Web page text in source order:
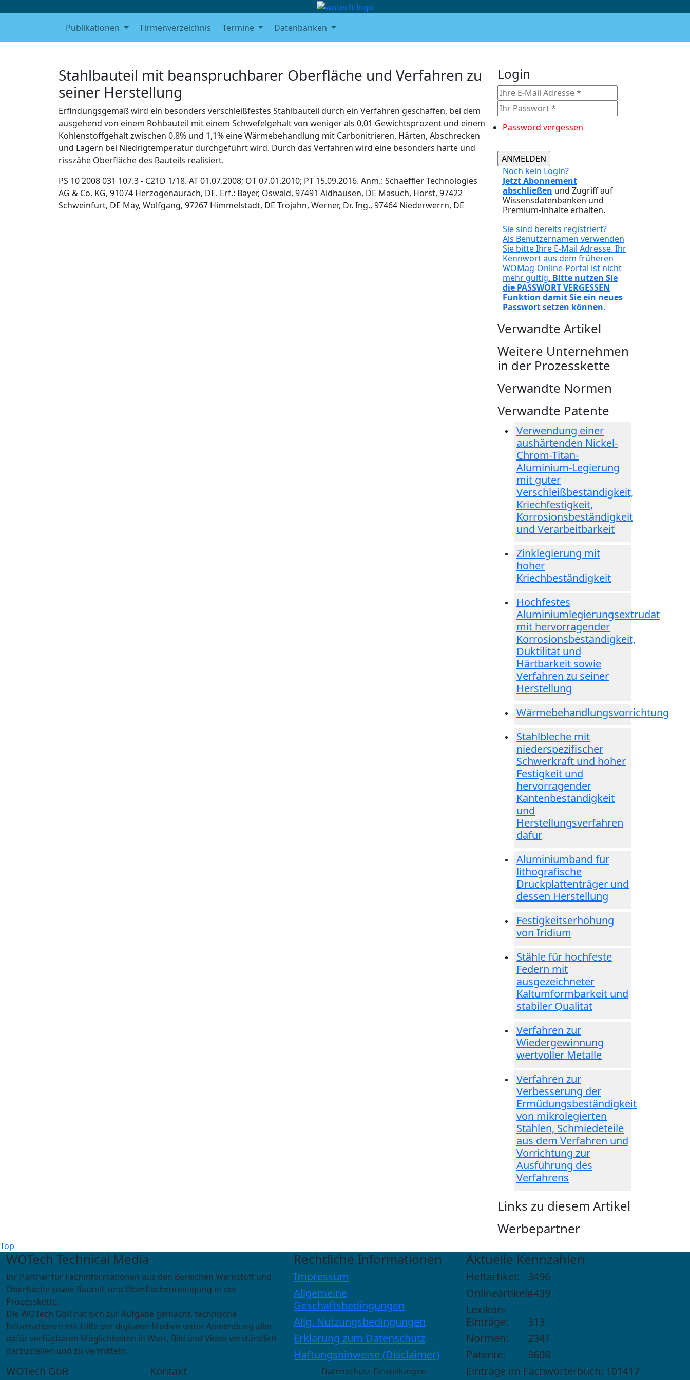
Publikationen Firmenverzeichnis Termine Datenbanken
Stahlbauteil mit beanspruchbarer Oberfläche und Verfahren zu
seiner Herstellung
Erfindungsgemäß wird ein besonders verschleißfestes Stahlbauteil durch ein Verfahren geschaffen, bei dem
ausgehend von einem Rohbauteil mit einem Schwefelgehalt von weniger als 0,01 Gewichtsprozent und einem
Kohlenstoffgehalt zwischen 0,8% und 1,1% eine Wärmebehandlung mit Carbonitrieren, Härten, Abschrecken
und Lagern bei Niedrigtemperatur durchgeführt wird. Durch das Verfahren wird eine besonders harte und
risszähe Oberfläche des Bauteils realisiert.
PS 10 2008 031 107.3 - C21D 1/18. AT 01.07.2008; OT 07.01.2010; PT 15.09.2016. Anm.: Schaeffler Technologies
AG & Co. KG, 91074 Herzogenaurach, DE. Erf.: Bayer, Oswald, 97491 Aidhausen, DE Masuch, Horst, 97422
Schweinfurt, DE May, Wolfgang, 97267 Himmelstadt, DE Trojahn, Werner, Dr. Ing., 97464 Niederwerrn, DE
Login
Password vergessen
Noch kein Login?
Jetzt Abonnement
abschließen
Wissensdatenbanken und
Premium-Inhalte erhalten.
Sie sind bereits registriert?
Als Benutzernamen verwenden
Sie bitte Ihre E-Mail Adresse. Ihr
Kennwort aus dem früheren
WOMag-Online-Portal ist nicht
mehr gültig. Bitte nutzen Sie
die PASSWORT VERGESSEN
Funktion damit Sie ein neues
Passwort setzen können.
Verwandte Artikel
Weitere Unternehmen
in der Prozesskette
Verwandte Normen
Verwandte Patente
Verwendung einer
aushärtenden Nickel-
Chrom-Titan-
Aluminium-Legierung
mit guter
Verschleißbeständigkeit,
Kriechfestigkeit,
Korrosionsbeständigkeit
und Verarbeitbarkeit
Zinklegierung mit
hoher
Kriechbeständigkeit
Hochfestes
Aluminiumlegierungsextrudat
mit hervorragender
Korrosionsbeständigkeit,
Duktilität und
Härtbarkeit sowie
Verfahren zu seiner
Herstellung
Wärmebehandlungsvorrichtung
Stahlbleche mit
niederspezifischer
Schwerkraft und hoher
Festigkeit und
hervorragender
Kantenbeständigkeit
und
Herstellungsverfahren
dafür
Aluminiumband für
lithografische
Druckplattenträger und
dessen Herstellung
Festigkeitserhöhung
von Iridium
Stähle für hochfeste
Federn mit
ausgezeichneter
Kaltumformbarkeit und
stabiler Qualität
Verfahren zur
Wiedergewinnung
wertvoller Metalle
Verfahren zur
Verbesserung der
Ermüdungsbeständigkeit
von mikrolegierten
Stählen, Schmiedeteile
aus dem Verfahren und
Vorrichtung zur
Ausführung des
Verfahrens
Links zu diesem Artikel
Werbepartner
Top
WOTech Technical Media
Ihr Partner für Fachinformationen aus den Bereichen Werkstoff und
Oberfläche sowie Bauteil- und Oberflächenreinigung in der
Prozesskette.
Die WOTech GbR hat sich zur Aufgabe gemacht, technische
Informationen mit Hilfe der digitalen Medien unter Anwendung aller
dafür verfügbaren Möglichkeiten in Wort, Bild und Video verständlich
darzustellen und zu vermitteln.
WOTech GbR Kontakt
Rechtliche Informationen
Impressum
Allgemeine
Geschäftsbedingungen
Allg. Nutzungsbedingungen
Erklärung zum Datenschutz
Haftungshinweise (Disclaimer)
Datenschutz-Einstellungen
Aktuelle Kennzahlen
Heftartikel:
3496
Onlineartikel:4439
Lexikon-
Einträge:
313
Normen:
2341
Patente:
3608
Einträge im Fachwörterbuch: 101417